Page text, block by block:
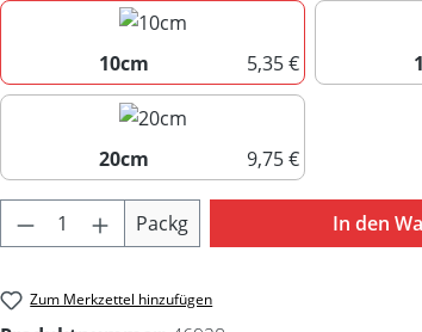
10cm
5,35 €
10cm
20cm
9,75 €
20cm
Produkt Anzahl: Gib den
Packg In den
Zum Merkzettel hinzufügen